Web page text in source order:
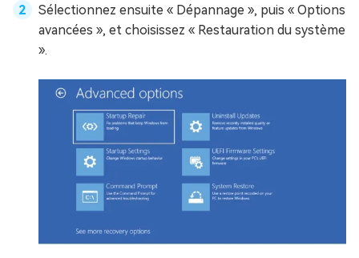
Sélectionnez ensuite « Dépannage », puis « Options
avancées », et choisissez « Restauration du système
».